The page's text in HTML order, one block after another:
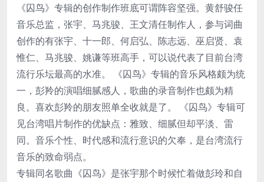
《囚鸟》专辑的创作制作班底可谓阵容坚强。黄舒骏任
音乐总监，张宇、马兆骏、王文清任制作人，参与词曲
创作的有张宇、十一郎、何启弘、陈志远、巫启贤、袁
惟仁、马兆骏、姚谦等班高手，可以说代表了目前台湾
流行乐坛最高的水准。 《囚鸟》专辑的音乐风格颇为统
一，彭羚的演唱细腻感人，歌曲的录音制作也颇为精
良。喜欢彭羚的朋友照单全收就是了。 《囚鸟》专辑可
见台湾唱片制作的优缺点：雅致、细腻但却平淡、雷
同。音乐个性、时代感和流行意识的欠奉，是台湾流行
音乐的致命弱点。
专辑同名歌曲《囚鸟》是张宇那个时候忙着做彭玲和自